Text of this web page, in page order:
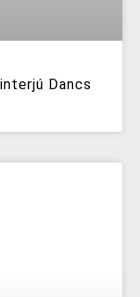
Dancs